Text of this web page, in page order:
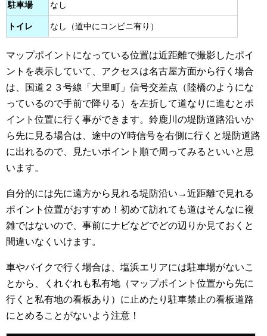
駐車場 なし
トイレ なし（道中にコンビニ有り）
マップポイントになっている位置は近距離で撮影したポイ
ントを表示していて、アクセスは名古屋方面から行く場合
は、国道２３号線「大里町」信号交差点（陸橋のようにな
っているので手前で降りる）を左折して道なりに進むとポ
イント位置に行く事ができます。鈴鹿川の堤防道路沿いか
ら先に見る場合は、途中のY時信号を右側に行くと堤防道路
に出れるので、見たいポイント順で周ってみるといいと思
います。
自分的には先に遠方から見れる堤防沿い→近距離で見れる
ポイント位置がおすすめ！初めて訪れても道はそんなに複
雑ではないので、事前にナビなどでどの辺りか見ておくと
間違いなくいけます。
車やバイクで行く場合は、塩浜エリアには駐車場がないこ
とから、くれぐれも私有地（マップポイント位置から先に
行くと私有地の看板あり）に止めたり駐車禁止の看板道路
にとめることがないよう注意！